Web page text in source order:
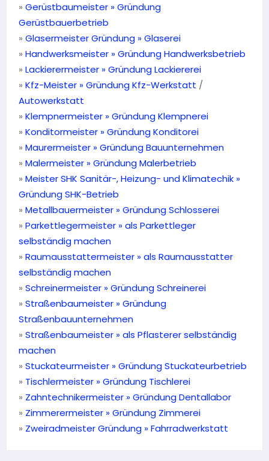
» Gerüstbaumeister » Gründung
Gerüstbauerbetrieb
» Glasermeister Gründung » Glaserei
» Handwerksmeister » Gründung Handwerksbetrieb
» Lackierermeister » Gründung Lackiererei
» Kfz-Meister » Gründung Kfz-Werkstatt /
Autowerkstatt
» Klempnermeister » Gründung Klempnerei
» Konditormeister » Gründung Konditorei
» Maurermeister » Gründung Bauunternehmen
» Malermeister » Gründung Malerbetrieb
» Meister SHK Sanitär-, Heizung- und Klimatechik »
Gründung SHK-Betrieb
» Metallbauermeister » Gründung Schlosserei
» Parkettlegermeister » als Parkettleger
selbständig machen
» Raumausstattermeister » als Raumausstatter
selbständig machen
» Schreinermeister » Gründung Schreinerei
» Straßenbaumeister » Gründung
Straßenbauunternehmen
» Straßenbaumeister » als Pflasterer selbständig
machen
» Stuckateurmeister » Gründung Stuckateurbetrieb
» Tischlermeister » Gründung Tischlerei
» Zahntechnikermeister » Gründung Dentallabor
» Zimmerermeister » Gründung Zimmerei
» Zweiradmeister Gründung » Fahrradwerkstatt